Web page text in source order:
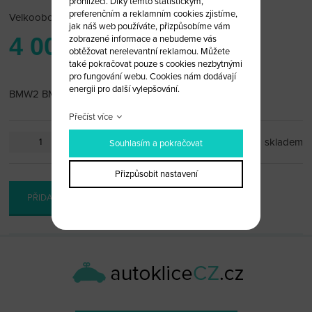
Velkoobchodní cena:po přihlášení
4 000 Kč
BMW2 BMW-4 SAAB-2 MERCEDES BENZ
skladem
PŘIDAT DO KOŠÍKU
preferenčním a reklamním cookies zjistíme,
jak náš web používáte, přizpůsobíme vám
zobrazené informace a nebudeme vás
obtěžovat nerelevantní reklamou. Můžete
také pokračovat pouze s cookies nezbytnými
pro fungování webu. Cookies nám dodávají
energii pro další vylepšování.
Přečíst více
Souhlasím a pokračovat
Přizpůsobit nastavení